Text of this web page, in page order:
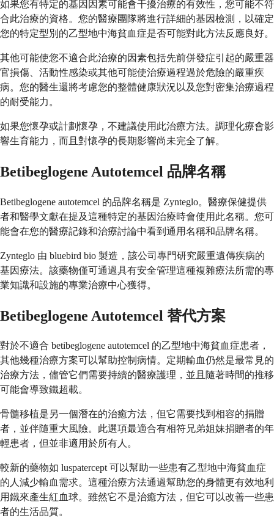
如果您有特定的基因因素可能會干擾治療的有效性，您可能不符
合此治療的資格。您的醫療團隊將進行詳細的基因檢測，以確定
您的特定型別的乙型地中海貧血症是否可能對此方法反應良好。
其他可能使您不適合此治療的因素包括先前併發症引起的嚴重器
官損傷、活動性感染或其他可能使治療過程過於危險的嚴重疾
病。您的醫生還將考慮您的整體健康狀況以及您對密集治療過程
的耐受能力。
如果您懷孕或計劃懷孕，不建議使用此治療方法。調理化療會影
響生育能力，而且對懷孕的長期影響尚未完全了解。
Betibeglogene Autotemcel 品牌名稱
Betibeglogene autotemcel 的品牌名稱是 Zynteglo。醫療保健提供
者和醫學文獻在提及這種特定的基因治療時會使用此名稱。您可
能會在您的醫療記錄和治療討論中看到通用名稱和品牌名稱。
Zynteglo 由 bluebird bio 製造，該公司專門研究嚴重遺傳疾病的
基因療法。該藥物僅可通過具有安全管理這種複雜療法所需的專
業知識和設施的專業治療中心獲得。
Betibeglogene Autotemcel 替代方案
對於不適合 betibeglogene autotemcel 的乙型地中海貧血症患者，
其他幾種治療方案可以幫助控制病情。定期輸血仍然是最常見的
治療方法，儘管它們需要持續的醫療護理，並且隨著時間的推移
可能會導致鐵超載。
骨髓移植是另一個潛在的治癒方法，但它需要找到相容的捐贈
者，並伴隨重大風險。此選項最適合有相符兄弟姐妹捐贈者的年
輕患者，但並非適用於所有人。
較新的藥物如 luspatercept 可以幫助一些患有乙型地中海貧血症
的人減少輸血需求。這種治療方法通過幫助您的身體更有效地利
用鐵來產生紅血球。雖然它不是治癒方法，但它可以改善一些患
者的生活品質。